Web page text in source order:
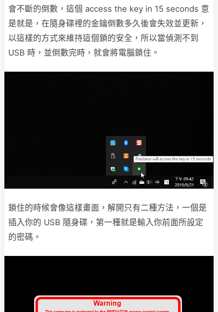
會不斷的倒數，這個 access the key in 15 seconds 意
是就是，在隨身碟裡的金鑰倒數多久後會失效並更新，
以這樣的方式來維持這個鎖的安全，所以當偵測不到
USB 時，並倒數完時，就會將電腦鎖住。
鎖住的時候會像這樣畫面，解開只有二種方法，一個是
插入你的 USB 隨身碟，第一種就是輸入你前面所設定
的密碼。